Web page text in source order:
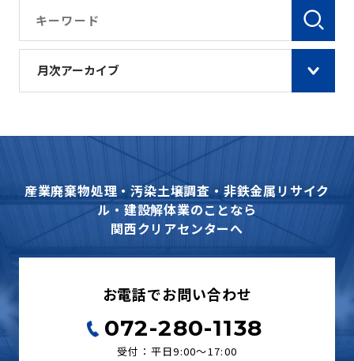
月次アーカイブ
産業廃棄物処理・汚染土壌調査・非鉄金属リサイク
ル・建設解体業のことなら
関西クリアセンターへ
お電話でお問い合わせ
072-280-1138
受付：平日9:00〜17:00